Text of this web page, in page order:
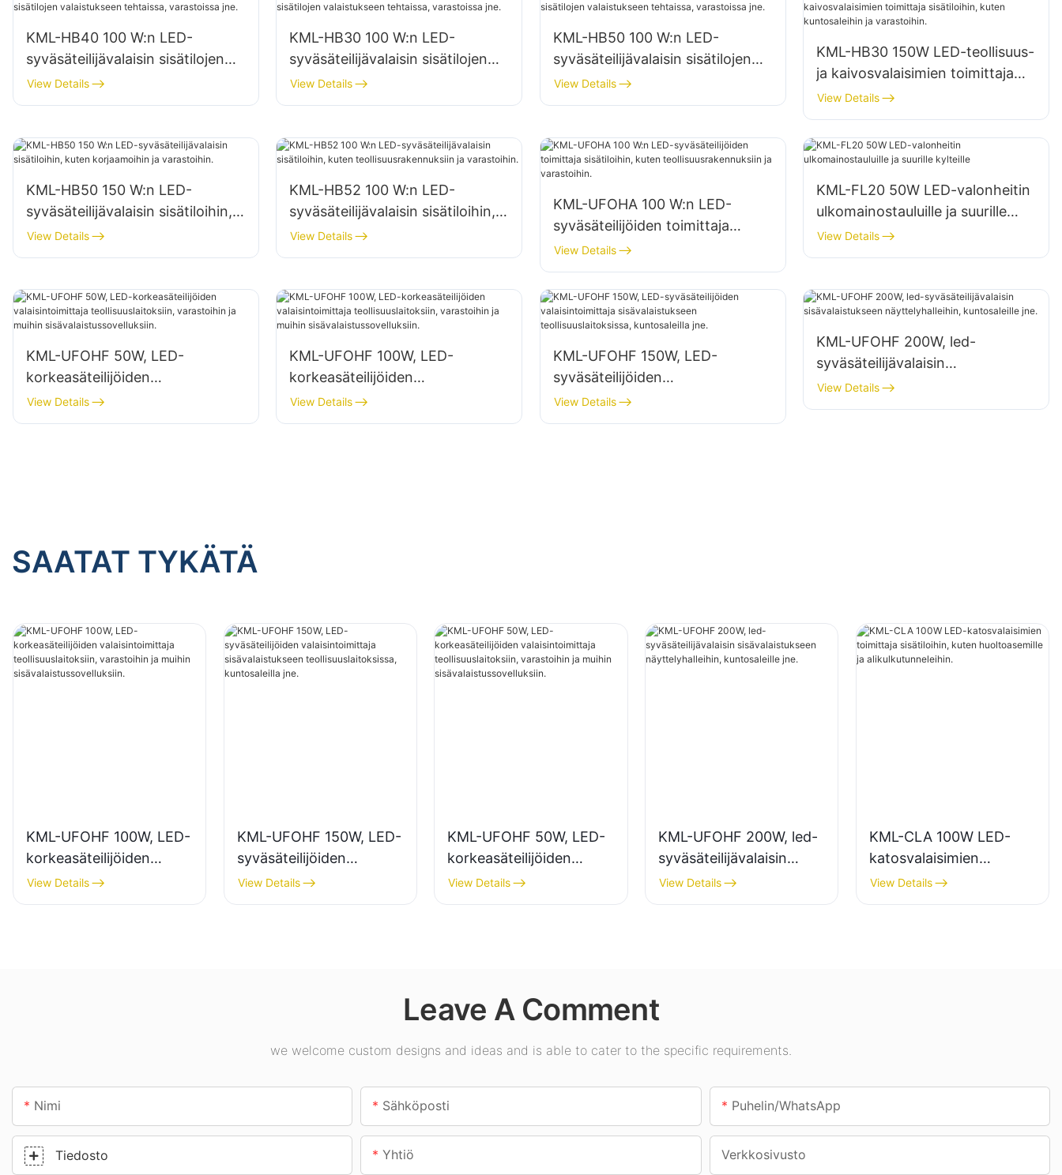
KML-HB40 100 W:n LED-
syväsäteilijävalaisin sisätilojen
valaistukseen tehtaissa,
varastoissa jne.
View Details
KML-HB30 100 W:n LED-
syväsäteilijävalaisin sisätilojen
valaistukseen tehtaissa,
varastoissa jne.
View Details
KML-HB50 100 W:n LED-
syväsäteilijävalaisin sisätilojen
valaistukseen tehtaissa,
varastoissa jne.
View Details
KML-HB30 150W LED-teollisuus-
ja kaivosvalaisimien toimittaja
sisätiloihin, kuten kuntosaleihin
ja varastoihin.
View Details
KML-HB50 150 W:n LED-
syväsäteilijävalaisin sisätiloihin,
kuten korjaamoihin ja
varastoihin.
View Details
KML-HB52 100 W:n LED-
syväsäteilijävalaisin sisätiloihin,
kuten teollisuusrakennuksiin ja
varastoihin.
View Details
KML-UFOHA 100 W:n LED-
syväsäteilijöiden toimittaja
sisätiloihin, kuten
teollisuusrakennuksiin ja
varastoihin.
View Details
KML-FL20 50W LED-valonheitin
ulkomainostauluille ja suurille
kylteille
View Details
KML-UFOHF 50W, LED-
korkeasäteilijöiden
valaisintoimittaja
teollisuuslaitoksiin, varastoihin ja
View Details
KML-UFOHF 100W, LED-
korkeasäteilijöiden
valaisintoimittaja
teollisuuslaitoksiin, varastoihin ja
View Details
KML-UFOHF 150W, LED-
syväsäteilijöiden
valaisintoimittaja
sisävalaistukseen
View Details
KML-UFOHF 200W, led-
syväsäteilijävalaisin
sisävalaistukseen
näyttelyhalleihin, kuntosaleille
View Details
SAATAT TYKÄTÄ
KML-UFOHF 100W, LED-
korkeasäteilijöiden
valaisintoimittaja
teollisuuslaitoksiin,
View Details
KML-UFOHF 150W, LED-
syväsäteilijöiden
valaisintoimittaja
sisävalaistukseen
View Details
KML-UFOHF 50W, LED-
korkeasäteilijöiden
valaisintoimittaja
teollisuuslaitoksiin,
View Details
KML-UFOHF 200W, led-
syväsäteilijävalaisin
sisävalaistukseen
näyttelyhalleihin,
View Details
KML-CLA 100W LED-
katosvalaisimien
toimittaja sisätiloihin,
kuten huoltoasemille ja
View Details
Leave A Comment
we welcome custom designs and ideas and is able to cater to the specific requirements.
Nimi Sähköposti Puhelin/WhatsApp
Tiedosto Yhtiö Verkkosivusto